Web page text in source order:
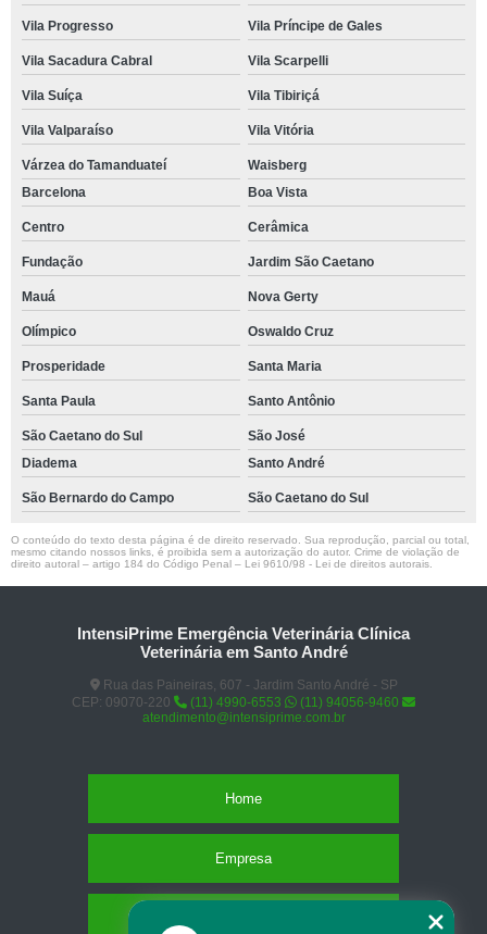
Vila Progresso Vila Príncipe de Gales
Vila Sacadura Cabral Vila Scarpelli
Vila Suíça Vila Tibiriçá
Vila Valparaíso Vila Vitória
Várzea do Tamanduateí
Waisberg
Barcelona
Boa Vista
Centro Cerâmica
Fundação Jardim São Caetano
Mauá Nova Gerty
Olímpico Oswaldo Cruz
Prosperidade Santa Maria
Santa Paula Santo Antônio
São Caetano do Sul
São José
Diadema
Santo André
São Bernardo do Campo São Caetano do Sul
O conteúdo do texto desta página é de direito reservado. Sua reprodução, parcial ou total,
mesmo citando nossos links, é proibida sem a autorização do autor. Crime de violação de
direito autoral – artigo 184 do Código Penal – Lei 9610/98 - Lei de direitos autorais
IntensiPrime Emergência Veterinária Clínica
Veterinária em Santo André
Rua das Paineiras, 607 - Jardim Santo André - SP
CEP: 09070-220
(11) 4990-6553
(11) 94056-9460
atendimento@intensiprime.com.br
Home
Empresa